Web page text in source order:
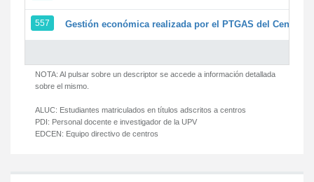
557 Gestión económica realizada por el PTGAS del Centro
NOTA: Al pulsar sobre un descriptor se accede a información detallada
sobre el mismo.
ALUC: Estudiantes matriculados en títulos adscritos a centros
PDI: Personal docente e investigador de la UPV
EDCEN: Equipo directivo de centros